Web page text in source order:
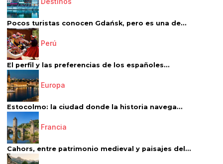
Pocos turistas conocen Gdańsk, pero es una de...
Perú
El perfil y las preferencias de los españoles...
Europa
Estocolmo: la ciudad donde la historia navega...
Francia
Cahors, entre patrimonio medieval y paisajes del...